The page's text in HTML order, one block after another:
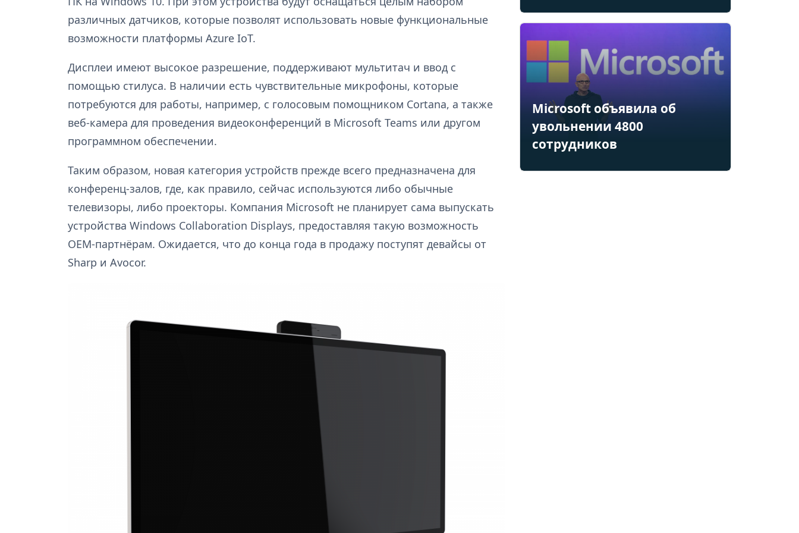
различных датчиков, которые позволят использовать новые функциональные
возможности платформы Azure IoT.
Дисплеи имеют высокое разрешение, поддерживают мультитач и ввод с
помощью стилуса. В наличии есть чувствительные микрофоны, которые
потребуются для работы, например, с голосовым помощником Cortana, а также
веб-камера для проведения видеоконференций в Microsoft Teams или другом
программном обеспечении.
Таким образом, новая категория устройств прежде всего предназначена для
конференц-залов, где, как правило, сейчас используются либо обычные
телевизоры, либо проекторы. Компания Microsoft не планирует сама выпускать
устройства Windows Collaboration Displays, предоставляя такую возможность
OEM-партнёрам. Ожидается, что до конца года в продажу поступят девайсы от
Sharp и Avocor.
Microsoft объявила об
увольнении 4800
сотрудников